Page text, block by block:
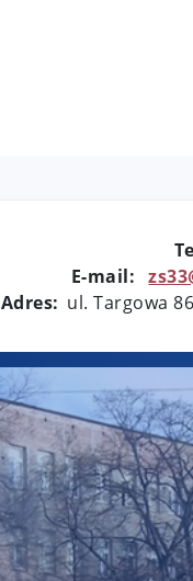
E-mail:
Adres: ul. Targowa